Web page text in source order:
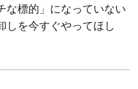
な標的」になっていない
しを今すぐやってほし